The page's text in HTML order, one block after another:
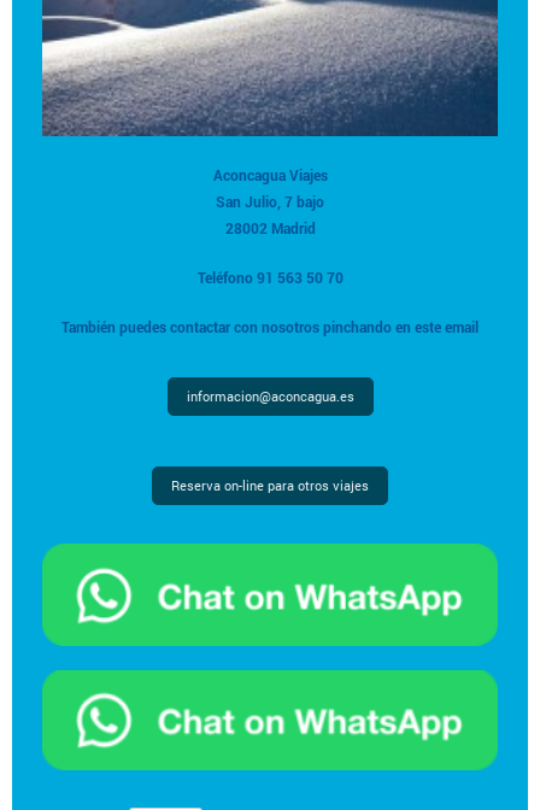
Aconcagua Viajes
San Julio, 7 bajo
28002 Madrid
Teléfono 91 563 50 70
También puedes contactar con nosotros pinchando en este email
informacion@aconcagua.es
Reserva on-line para otros viajes